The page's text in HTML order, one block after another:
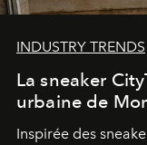
INDUSTRY TRENDS
La sneaker
urbaine de
Inspirée des